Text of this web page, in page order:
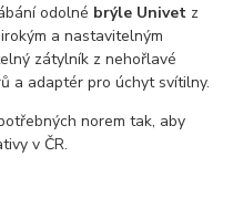
odolné brýle Univet z
a nastavitelným
zátylník z nehořlavé
a adaptér pro úchyt svítilny.
norem tak, aby
v ČR.